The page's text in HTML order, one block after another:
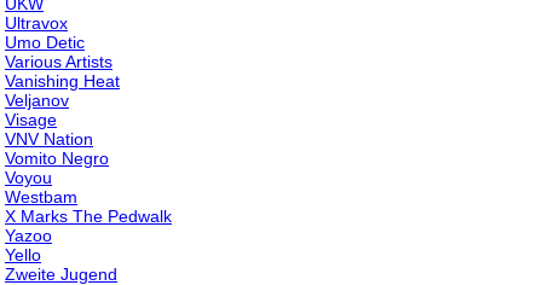
Ultravox
Umo Detic
Various Artists
Vanishing Heat
Veljanov
Visage
VNV Nation
Vomito Negro
Voyou
Westbam
X Marks The Pedwalk
Yazoo
Yello
Zweite Jugend